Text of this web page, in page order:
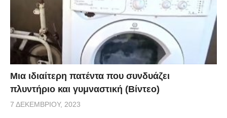
Μια ιδιαίτερη πατέντα που συνδυάζει
πλυντήριο και γυμναστική (Βίντεο)
7 ΔΕΚΕΜΒΡΊΟΥ, 2023